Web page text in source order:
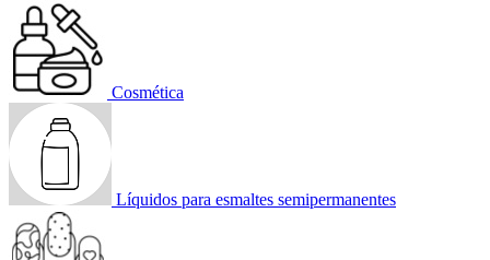
Cosmética
Líquidos para esmaltes semipermanentes